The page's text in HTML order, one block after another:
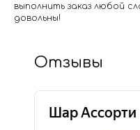
выполнить заказ любой
довольны!
Отзывы